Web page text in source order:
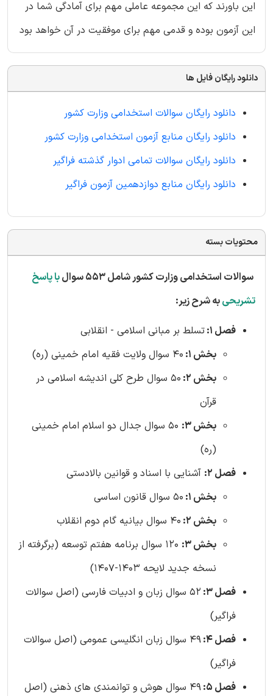
این باورند که این مجموعه عاملی مهم برای آمادگی شما در
این آزمون بوده و قدمی مهم برای موفقیت در آن خواهد بود
دانلود رایگان فایل ها
دانلود رایگان سوالات استخدامی وزارت کشور
دانلود رایگان منابع آزمون استخدامی وزارت کشور
دانلود رایگان سوالات تمامی ادوار گذشته فراگیر
دانلود رایگان منابع دوازدهمین آزمون فراگیر
محتویات بسته
سوالات استخدامی وزارت کشور شامل 553 سوال
با پاسخ
تشریحیبه شرح زیر:
فصل 1:
تسلط بر مبانی اسلامی - انقلابی
بخش 1:
40 سوال ولایت فقیه امام خمینی (ره)
بخش 2:
50 سوال طرح کلی اندیشه اسلامی در
قرآن
بخش 3:
50 سوال جدال دو اسلام امام خمینی
(ره)
فصل 2:
آشنایی با اسناد و قوانین بالادستی
بخش 1:
50 سوال قانون اساسی
بخش 2:
40 سوال بیانیه گام دوم انقلاب
بخش 3:
120 سوال برنامه هفتم توسعه (برگرفته از
نسخه جدید لایحه 1403-1407)
فصل 3:
52 سوال زبان و ادبیات فارسی (اصل سوالات
فراگیر)
فصل 4:
49 سوال زبان انگلیسی عمومی (اصل سوالات
فراگیر)
فصل 5:
49 سوال هوش و توانمندی های ذهنی (اصل